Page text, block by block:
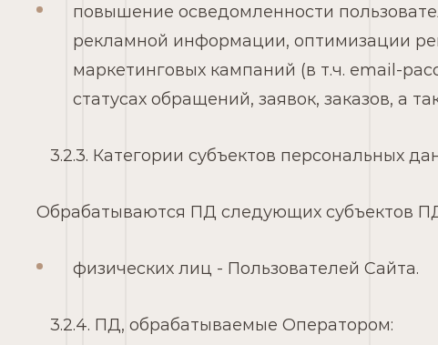
повышение осведомленности
рекламной информации, оптимизации
маркетинговых кампаний (в т.ч. email-
статусах обращений, заявок, заказов, а
3.2.3. Категории субъектов персональных
Обрабатываются ПД следующих субъектов
физических лиц - Пользователей Сайта.
3.2.4. ПД, обрабатываемые Оператором: